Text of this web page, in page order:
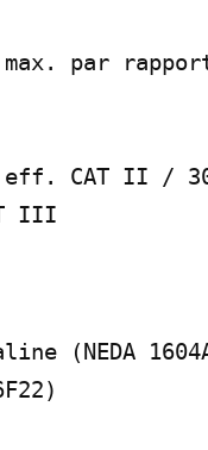
max. par
eff. CAT II /
III
(NEDA